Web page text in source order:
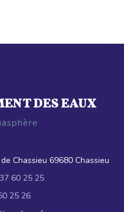
DES EAUX
Chassieu 69680 Chassieu
60 25 25
25 26